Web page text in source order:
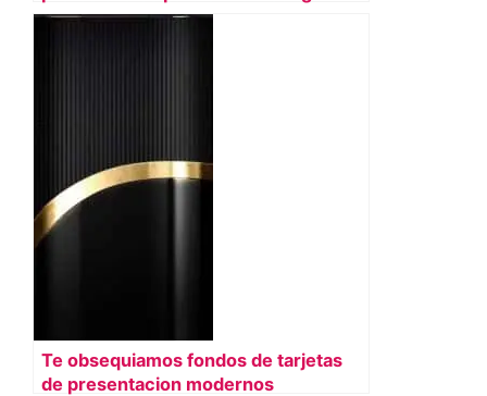
Te obsequiamos fondos de tarjetas
de presentacion modernos